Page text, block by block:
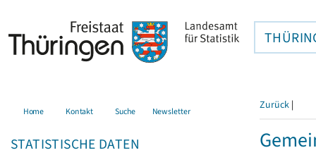
Home Kontakt Suche Newsletter
STATISTISCHE DATEN
Zurück |